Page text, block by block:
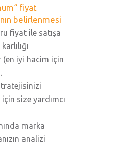
fiyat
belirlenmesi
fiyat ile satışa
(en iyi hacim için
size yardımcı
marka
analizi